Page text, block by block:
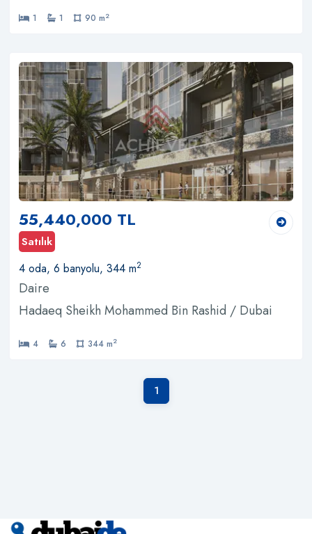
1 1 90 m2
55,440,000 TL
Satılık
4 oda, 6 banyolu, 344 m2
Daire
Hadaeq Sheikh Mohammed Bin Rashid / Dubai
4 6 344 m2
1